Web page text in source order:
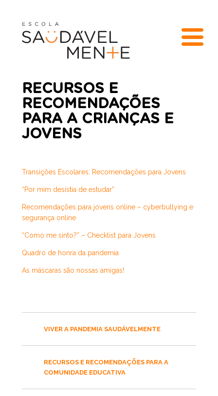
RECURSOS E
RECOMENDAÇÕES
PARA A CRIANÇAS E
JOVENS
Transições Escolares: Recomendações para Jovens
“Por mim desistia de estudar”
Recomendações para jovens online – cyberbullying e
segurança online
“Como me sinto?” – Checklist para Jovens
Quadro de honra da pandemia
As máscaras são nossas amigas!
VIVER A PANDEMIA SAUDÁVELMENTE
RECURSOS E RECOMENDAÇÕES PARA A
COMUNIDADE EDUCATIVA